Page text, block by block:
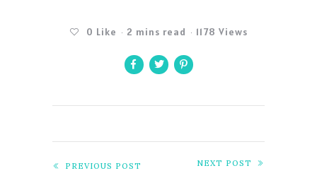
0 Like 2 mins read 1178 Views
PREVIOUS POST NEXT POST